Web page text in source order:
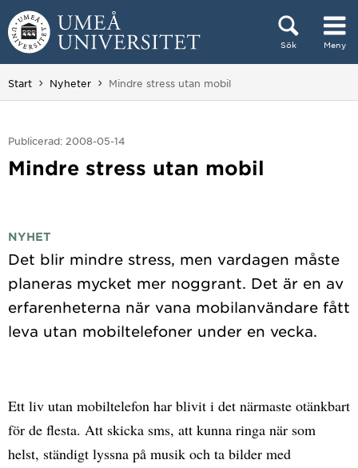
Hoppa direkt till innehållet
Sök Meny
Huvudmenyn dold.
Start Nyheter Du är här:
Mindre stress utan mobil
Publicerad: 2008-05-14
Mindre stress utan mobil
NYHET
Det blir mindre stress, men vardagen måste
planeras mycket mer noggrant. Det är en av
erfarenheterna när vana mobilanvändare fått
Ett liv utan mobiltelefon har blivit i det närmaste otänkbart
för de flesta. Att skicka sms, att kunna ringa när som
helst, ständigt lyssna på musik och ta bilder med